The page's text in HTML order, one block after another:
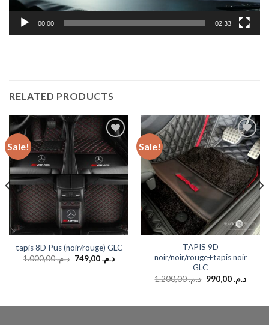
00:00 02:33
RELATED PRODUCTS
Sale!
Add to
wishlist
tapis 8D Pus (noir/rouge) GLC
د.م.1.000,00 د.م.749,00
Sale!
Add to
wishlist
TAPIS 9D
noir/noir/rouge+tapis noir
GLC
د.م.1.200,00 د.م.990,00